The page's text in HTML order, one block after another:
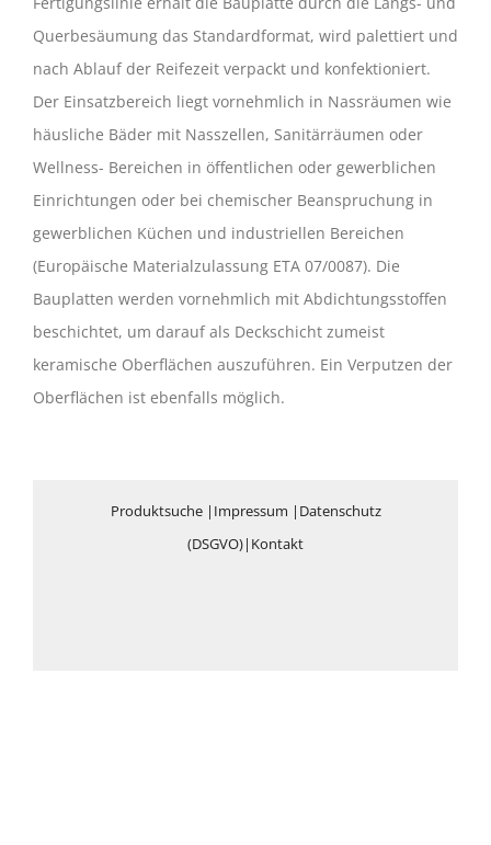
Querbesäumung das Standardformat, wird palettiert und
nach Ablauf der Reifezeit verpackt und konfektioniert.
Der Einsatzbereich liegt vornehmlich in Nassräumen wie
häusliche Bäder mit Nasszellen, Sanitärräumen oder
Wellness- Bereichen in öffentlichen oder gewerblichen
Einrichtungen oder bei chemischer Bean­spruchung in
gewerblichen Küchen und industriellen Bereichen
(Europäische Materialzulassung ETA 07/0087). Die
Bauplatten werden vornehmlich mit Abdichtungsstoffen
beschichtet, um darauf als Deckschicht zu­meist
keramische Oberflächen auszuführen. Ein Verputzen der
Oberflächen ist ebenfalls möglich.
Produktsuche| Impressum | Datenschutz
(DSGVO)| Kontakt